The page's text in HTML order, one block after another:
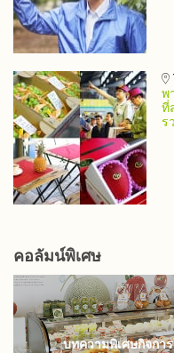
พ
ที่
ร
คอลัมน์พิเศษ
บทความพิเศษกิจกา